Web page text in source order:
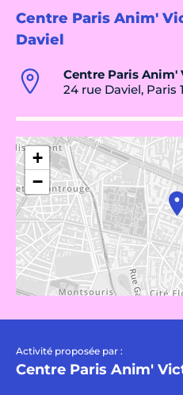
Centre Paris Anim'
Daviel
Centre Paris Anim'
24 rue Daviel, Paris
+
−
Activité proposée par :
Centre Paris Anim'